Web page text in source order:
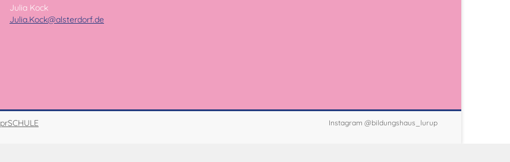
Julia Kock
Julia.Kock@alsterdorf.de
prSCHULE Instagram @bildungshaus_lurup